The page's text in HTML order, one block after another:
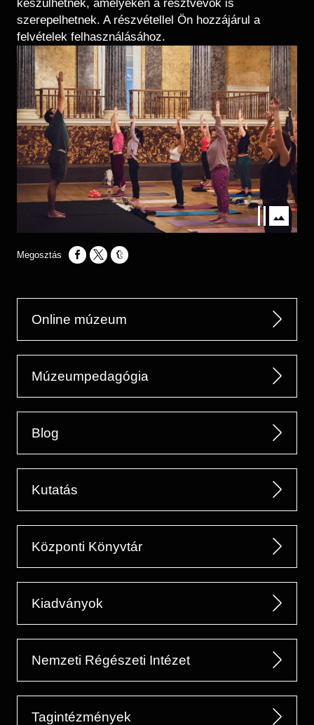
készülhetnek, amelyeken a résztvevők is
szerepelhetnek. A részvétellel Ön hozzájárul a
felvételek felhasználásához.
Kép
Opens in a new window
Opens in a new window
Opens in a new window
Online múzeum
Múzeumpedagógia
Blog
Kutatás
Központi Könyvtár
Kiadványok
Nemzeti Régészeti Intézet
Tagintézmények